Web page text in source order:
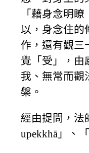
「藉身念明
以，身念住的
作，還有觀三
覺「受」，由
我、無常而觀
槃。
經由提問，法
upekkhā」、